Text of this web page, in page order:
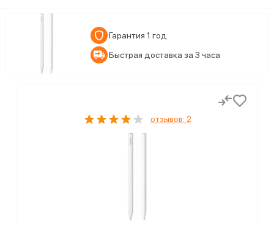
Гарантия 1 год
Быстрая доставка за 3 часа
отзывов: 2